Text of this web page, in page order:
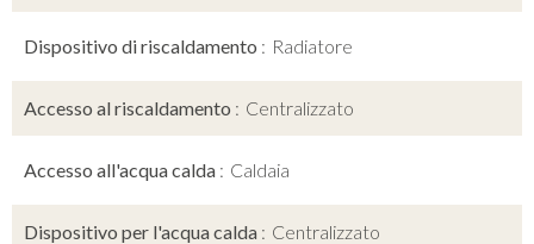
Dispositivo di riscaldamento Radiatore
Accesso al riscaldamento Centralizzato
Accesso all'acqua calda Caldaia
Dispositivo per l'acqua calda Centralizzato